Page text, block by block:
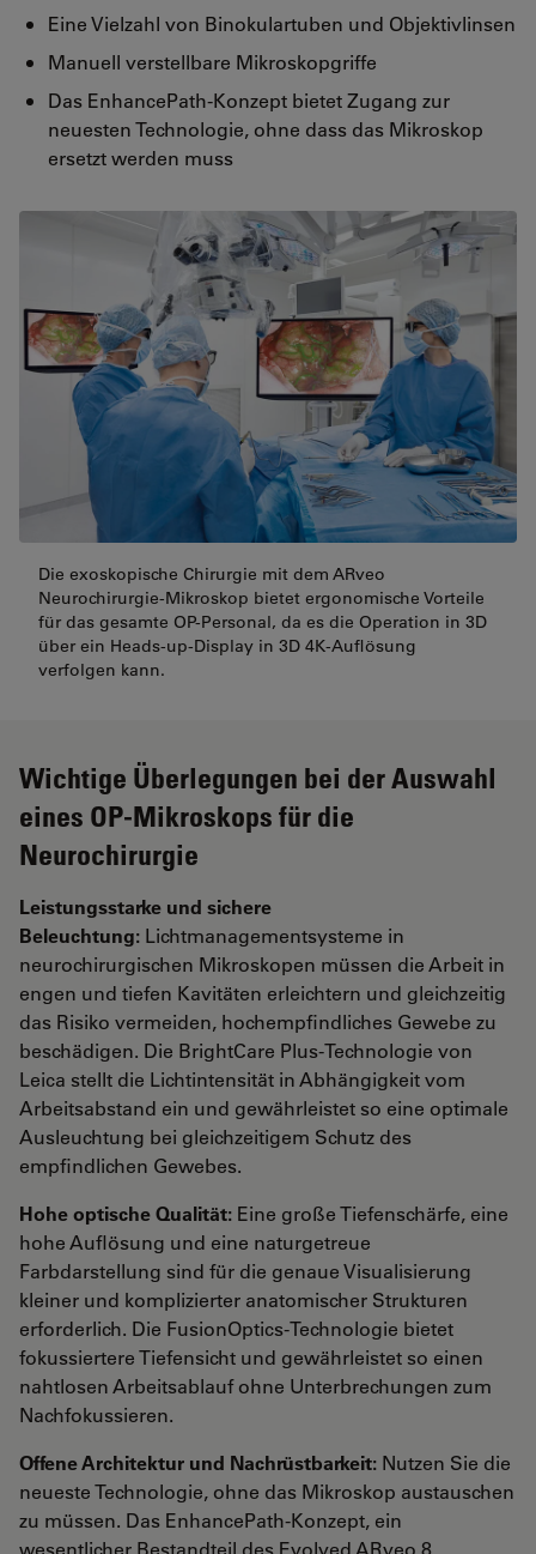
Eine Vielzahl von Binokulartuben und Objektivlinsen
Manuell verstellbare Mikroskopgriffe
Das EnhancePath-Konzept bietet Zugang zur
neuesten Technologie, ohne dass das Mikroskop
ersetzt werden muss
Die exoskopische Chirurgie mit dem ARveo
Neurochirurgie-Mikroskop bietet ergonomische Vorteile
für das gesamte OP-Personal, da es die Operation in 3D
über ein Heads-up-Display in 3D 4K-Auflösung
verfolgen kann.
Wichtige Überlegungen bei der Auswahl
eines OP-Mikroskops für die
Neurochirurgie
Leistungsstarke und sichere
Beleuchtung: Lichtmanagementsysteme in
neurochirurgischen Mikroskopen müssen die Arbeit in
engen und tiefen Kavitäten erleichtern und gleichzeitig
das Risiko vermeiden, hochempfindliches Gewebe zu
beschädigen. Die BrightCare Plus-Technologie von
Leica stellt die Lichtintensität in Abhängigkeit vom
Arbeitsabstand ein und gewährleistet so eine optimale
Ausleuchtung bei gleichzeitigem Schutz des
empfindlichen Gewebes.
Hohe optische Qualität: Eine große Tiefenschärfe, eine
hohe Auflösung und eine naturgetreue
Farbdarstellung sind für die genaue Visualisierung
kleiner und komplizierter anatomischer Strukturen
erforderlich. Die FusionOptics-Technologie bietet
fokussiertere Tiefensicht und gewährleistet so einen
nahtlosen Arbeitsablauf ohne Unterbrechungen zum
Nachfokussieren.
Offene Architektur und Nachrüstbarkeit: Nutzen Sie die
neueste Technologie, ohne das Mikroskop austauschen
zu müssen. Das EnhancePath-Konzept, ein
wesentlicher Bestandteil des Evolved ARveo 8